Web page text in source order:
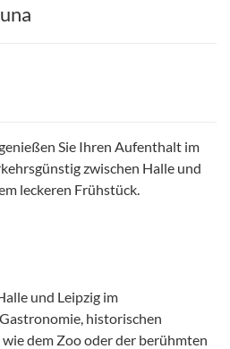
Sie Ihren Aufenthalt im
zwischen Halle und
leckeren Frühstück.
und Leipzig im
historischen
dem Zoo oder der berühmten